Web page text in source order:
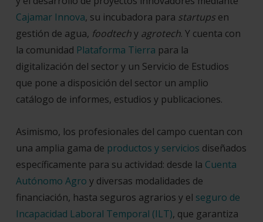
Cajamar Innova, su incubadora para startupsen
gestión de agua, foodtechy agrotech. Y cuenta con
la comunidad Plataforma Tierra para la
digitalización del sector y un Servicio de Estudios
que pone a disposición del sector un amplio
catálogo de informes, estudios y publicaciones.
Asimismo, los profesionales del campo cuentan con
una amplia gama de productos y servicios diseñados
específicamente para su actividad: desde la Cuenta
Autónomo Agro y diversas modalidades de
financiación, hasta seguros agrarios y el seguro de
Incapacidad Laboral Temporal (ILT), que garantiza